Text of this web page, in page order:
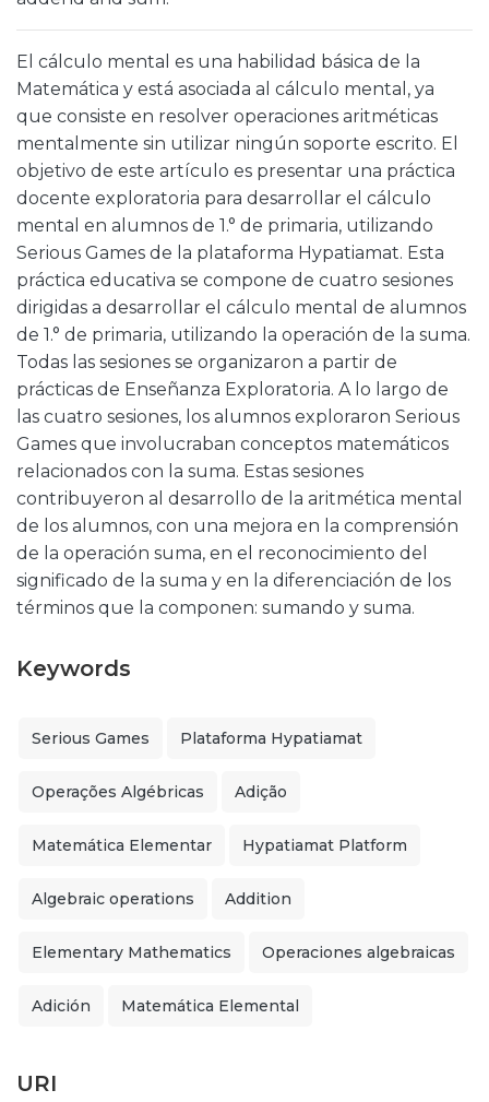
El cálculo mental es una habilidad básica de la
Matemática y está asociada al cálculo mental, ya
que consiste en resolver operaciones aritméticas
mentalmente sin utilizar ningún soporte escrito. El
objetivo de este artículo es presentar una práctica
docente exploratoria para desarrollar el cálculo
mental en alumnos de 1.° de primaria, utilizando
Serious Games de la plataforma Hypatiamat. Esta
práctica educativa se compone de cuatro sesiones
dirigidas a desarrollar el cálculo mental de alumnos
de 1.° de primaria, utilizando la operación de la suma.
Todas las sesiones se organizaron a partir de
prácticas de Enseñanza Exploratoria. A lo largo de
las cuatro sesiones, los alumnos exploraron Serious
Games que involucraban conceptos matemáticos
relacionados con la suma. Estas sesiones
contribuyeron al desarrollo de la aritmética mental
de los alumnos, con una mejora en la comprensión
de la operación suma, en el reconocimiento del
significado de la suma y en la diferenciación de los
términos que la componen: sumando y suma.
Keywords
Serious Games Plataforma Hypatiamat
Operações Algébricas Adição
Matemática Elementar Hypatiamat Platform
Algebraic operations Addition
Elementary Mathematics Operaciones algebraicas
Adición Matemática Elemental
URI